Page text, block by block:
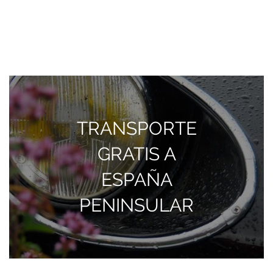
TRANSPORTE
GRATIS A
ESPAÑA
PENINSULAR